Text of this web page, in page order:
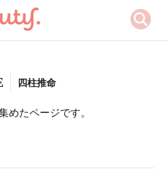
四柱推命
めたページです。